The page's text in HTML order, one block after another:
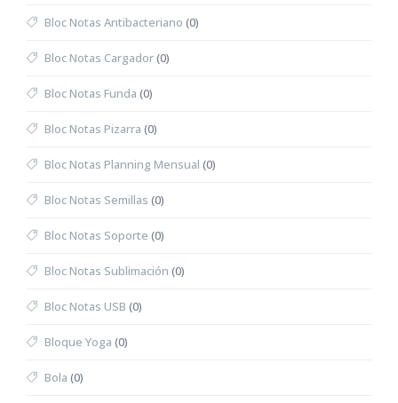
Bloc Notas Antibacteriano (0)
Bloc Notas Cargador(0)
Bloc Notas Funda (0)
Bloc Notas Pizarra (0)
Bloc Notas Planning Mensual (0)
Bloc Notas Semillas (0)
Bloc Notas Soporte (0)
Bloc Notas Sublimación (0)
Bloc Notas USB (0)
Bloque Yoga (0)
Bola (0)